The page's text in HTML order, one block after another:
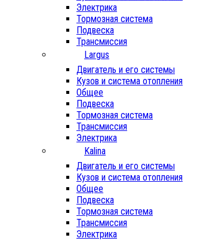
Электрика
Тормозная система
Подвеска
Трансмиссия
Largus
Двигатель и его системы
Кузов и система отопления
Общее
Подвеска
Тормозная система
Трансмиссия
Электрика
Kalina
Двигатель и его системы
Кузов и система отопления
Общее
Подвеска
Тормозная система
Трансмиссия
Электрика